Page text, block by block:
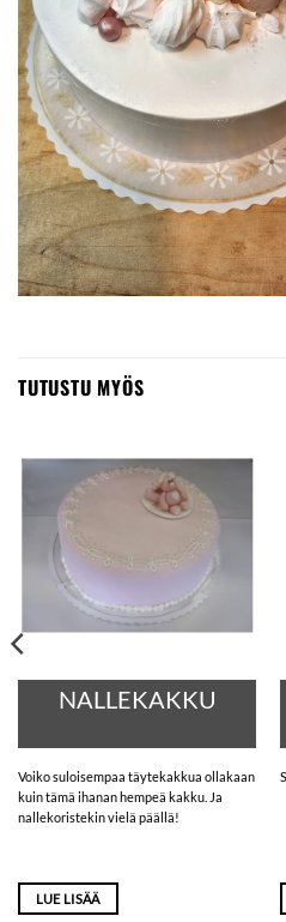
TUTUSTU MYÖS
NALLEKAKKU
Voiko suloisempaa täytekakkua ollakaan
kuin tämä ihanan hempeä kakku. Ja
nallekoristekin vielä päällä!
LUE LISÄÄ